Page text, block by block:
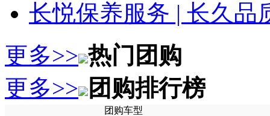
长悦保养服务 | 长久品
更多>> 热门团购
更多>> 团购排行榜
团购车型